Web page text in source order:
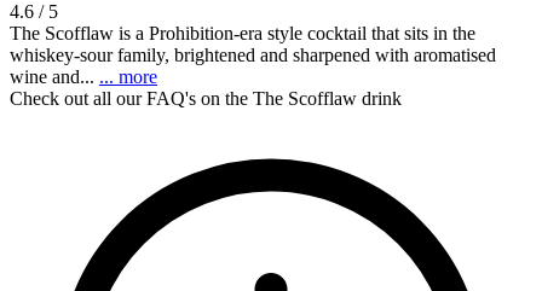
4.6 / 5
The Scofflaw is a Prohibition-era style cocktail that sits in the
whiskey-sour family, brightened and sharpened with aromatised
wine and... ... more
Check out all our FAQ's on the The Scofflaw drink